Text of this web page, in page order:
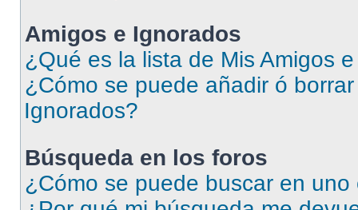
Amigos e Ignorados
¿Qué es la lista de Mis Amigos
¿Cómo se puede añadir ó
Ignorados?
Búsqueda en los foros
¿Cómo se puede buscar en uno